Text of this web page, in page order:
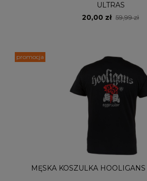
ULTRAS
20,00 zł 59,99 zł
MĘSKA KOSZULKA
promocja